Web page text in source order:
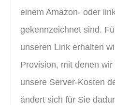
einem Amazon- oder
gekennzeichnet sind.
unseren Link erhalten
Provision, mit denen
unsere Server-Kosten
ändert sich für Sie